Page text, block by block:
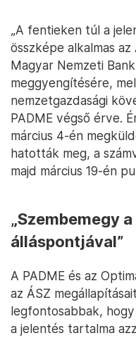
„A fentieken túl a
összképe alkalmas
Magyar Nemzeti
meggyengítésére,
nemzetgazdasági
PADME végső érve.
március 4-én
hatották meg, a
majd március 19-én
„Szembemegy
álláspontjával”
A PADME és az
az ÁSZ
legfontosabbak,
a jelentés tartalma